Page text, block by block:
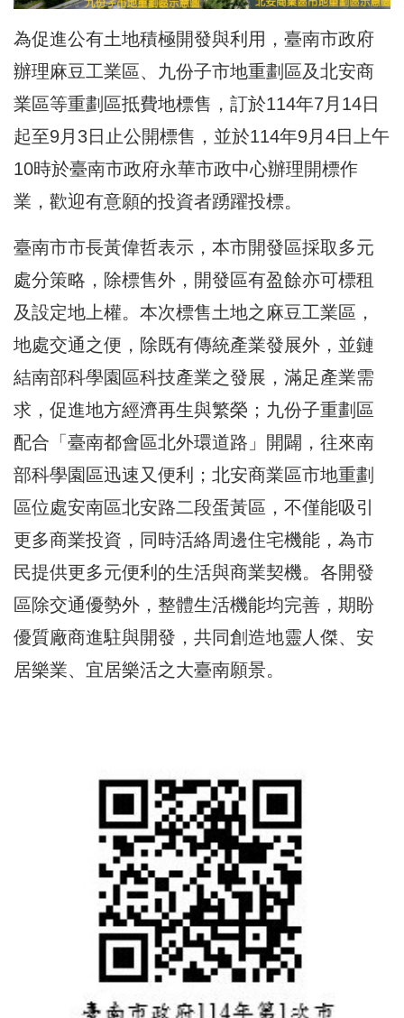
為促進公有土地積極開發與利用，臺南市政府
辦理麻豆工業區、九份子市地重劃區及北安商
業區等重劃區抵費地標售，訂於114年7月14日
起至9月3日止公開標售，並於114年9月4日上午
10時於臺南市政府永華市政中心辦理開標作
業，歡迎有意願的投資者踴躍投標。
臺南市市長黃偉哲表示，本市開發區採取多元
處分策略，除標售外，開發區有盈餘亦可標租
及設定地上權。本次標售土地之麻豆工業區，
地處交通之便，除既有傳統產業發展外，並鏈
結南部科學園區科技產業之發展，滿足產業需
求，促進地方經濟再生與繁榮；九份子重劃區
配合「臺南都會區北外環道路」開闢，往來南
部科學園區迅速又便利；北安商業區市地重劃
區位處安南區北安路二段蛋黃區，不僅能吸引
更多商業投資，同時活絡周邊住宅機能，為市
民提供更多元便利的生活與商業契機。各開發
區除交通優勢外，整體生活機能均完善，期盼
優質廠商進駐與開發，共同創造地靈人傑、安
居樂業、宜居樂活之大臺南願景。